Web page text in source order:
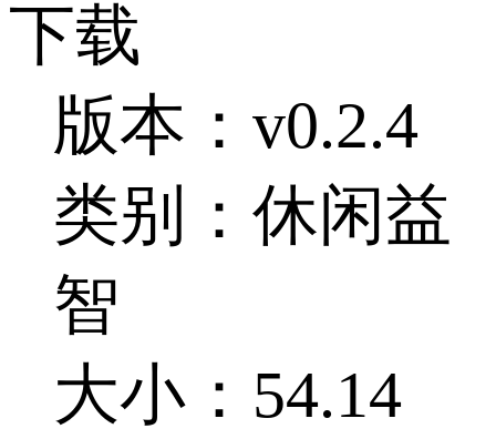
下载
版本：v0.2.4
类别：休闲益
智
大小：54.14